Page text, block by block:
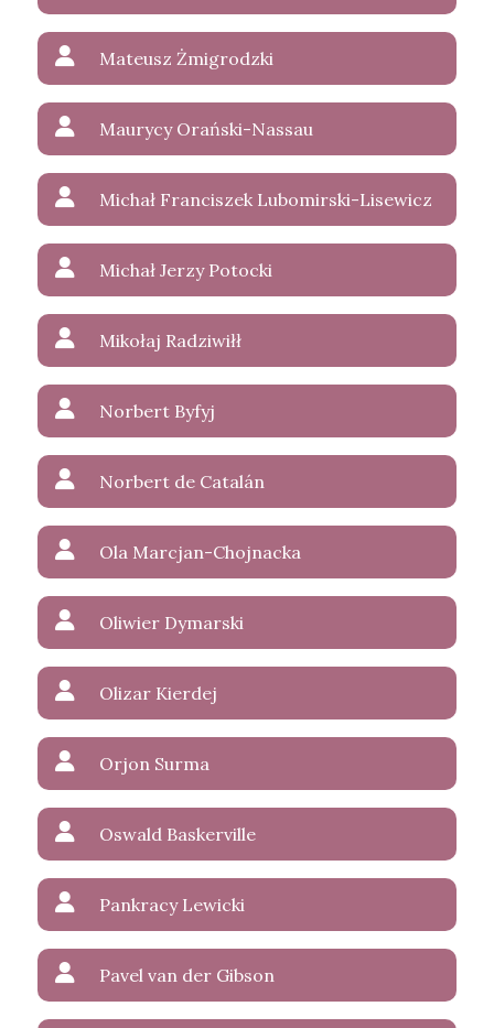
Mateusz Żmigrodzki
Maurycy Orański-Nassau
Michał Franciszek Lubomirski-Lisewicz
Michał Jerzy Potocki
Mikołaj Radziwiłł
Norbert Byfyj
Norbert de Catalán
Ola Marcjan-Chojnacka
Oliwier Dymarski
Olizar Kierdej
Orjon Surma
Oswald Baskerville
Pankracy Lewicki
Pavel van der Gibson